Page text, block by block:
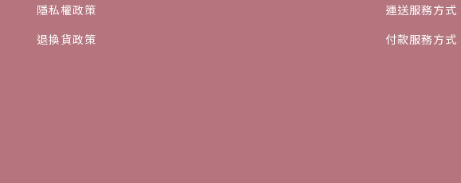
隱私權政策
退換貨政策
運送服務方式
付款服務方式